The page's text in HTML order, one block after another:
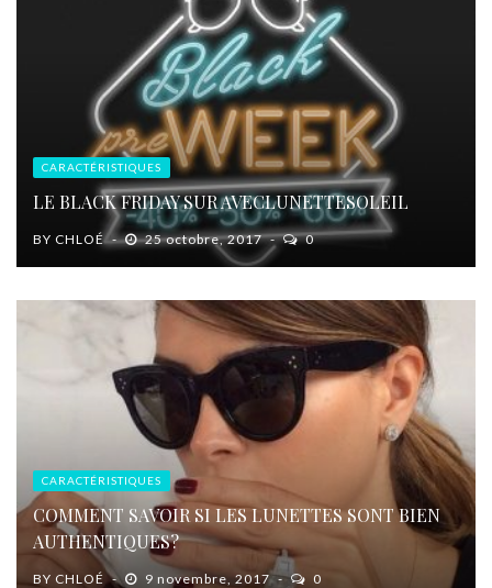
CARACTÉRISTIQUES
LE BLACK FRIDAY SUR AVECLUNETTESOLEIL
BY CHLOÉ 25 octobre, 2017 0
CARACTÉRISTIQUES
COMMENT SAVOIR SI LES LUNETTES SONT BIEN
AUTHENTIQUES?
BY CHLOÉ 9 novembre, 2017 0